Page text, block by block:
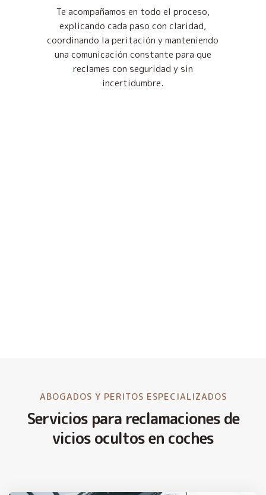
Te acompañamos en todo el proceso,
explicando cada paso con claridad,
coordinando la peritación y manteniendo
una comunicación constante para que
reclames con seguridad y sin
incertidumbre.
ABOGADOS Y PERITOS ESPECIALIZADOS
Servicios para reclamaciones de
vicios ocultos en coches